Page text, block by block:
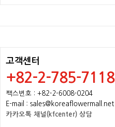
고객센터
+82-2-785-7118
팩스번호 : +82-2-6008-0204
E-mail : sales@koreaflowermall.net
카카오톡 채널(kfcenter) 상담